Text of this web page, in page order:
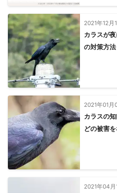
2021年12月
カラスが
の対策方
2021年01月
カラスの
どの被害
2021年04月